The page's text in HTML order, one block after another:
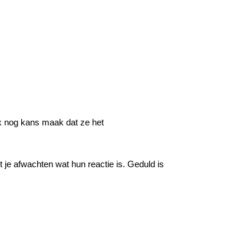
nog kans maak dat ze het
afwachten wat hun reactie is. Geduld is